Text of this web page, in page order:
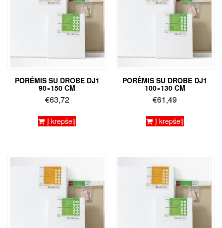
PORĖMIS SU DROBE DJ1
90×150 CM
€63,72
Į krepšelį
PORĖMIS SU DROBE DJ1
100×130 CM
€61,49
Į krepšelį